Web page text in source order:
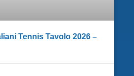
Tennis Tavolo 2026 –